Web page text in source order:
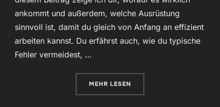
ankommt und außerdem, welche Ausrüstung
sinnvoll ist, damit du gleich von Anfang an effizient
arbeiten kannst. Du erfährst auch, wie du typische
Fehler vermeidest, …
MEHR ÜBER „STUDIO OPTIMAL
LESEN